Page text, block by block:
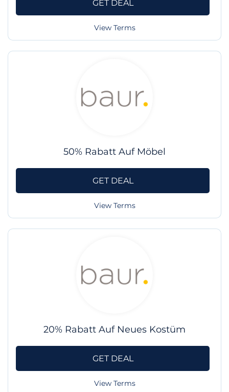
GET DEAL
View Terms
50% Rabatt Auf Möbel
GET DEAL
View Terms
20% Rabatt Auf Neues Kostüm
GET DEAL
View Terms